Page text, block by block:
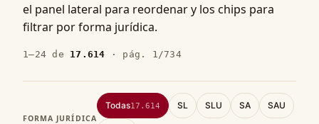
el panel lateral para reordenar y los chips para
filtrar por forma jurídica.
1–24 de 17.614 · pág. 1/734
FORMA JURÍDICA
Todas17.614 SL SLU SA SAU